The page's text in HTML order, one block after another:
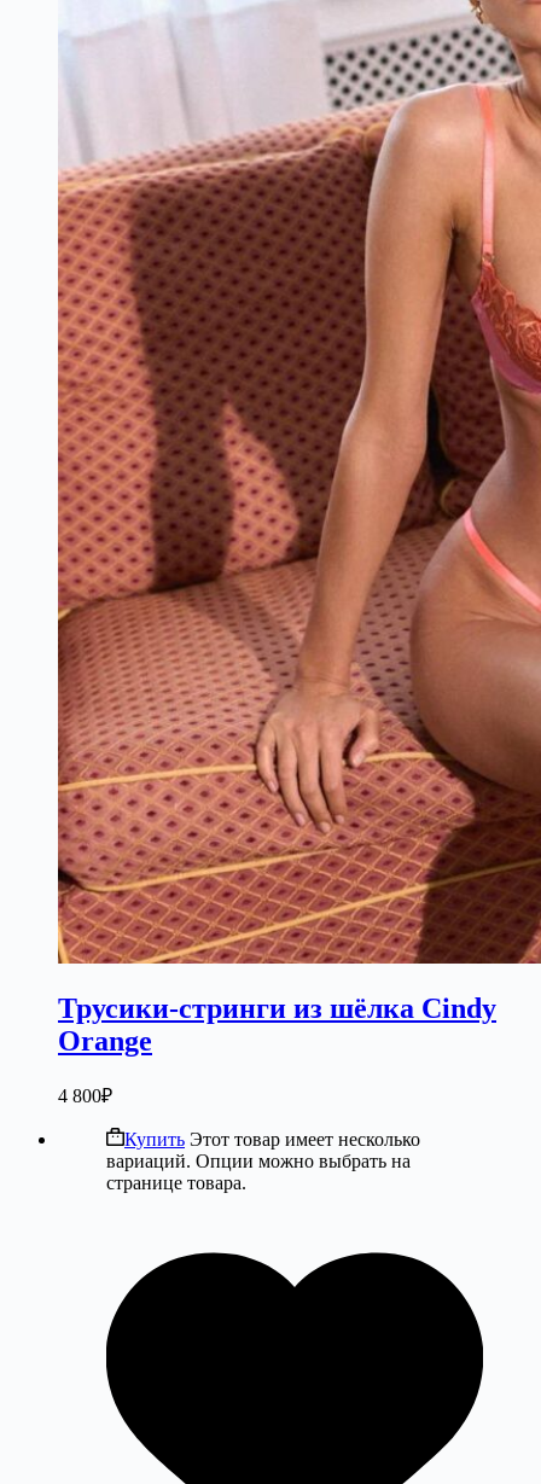
Трусики-стринги из шёлка Cindy
Orange
4 800₽
Купить Этот товар имеет несколько
вариаций. Опции можно выбрать на
странице товара.